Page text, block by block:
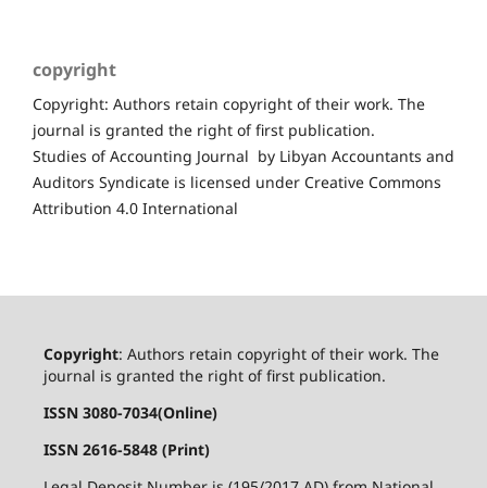
copyright
Copyright: Authors retain copyright of their work. The
journal is granted the right of first publication.
Studies of Accounting Journal by Libyan Accountants and
Auditors Syndicate is licensed under Creative Commons
Attribution 4.0 International
Copyright: Authors retain copyright of their work. The
journal is granted the right of first publication.
ISSN 3080-7034(Online)
ISSN 2616-5848 (Print)